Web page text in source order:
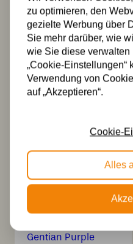
397,00
zu optimieren, den
gezielte Werbung über
Sie mehr darüber, wie
wie Sie diese
„Cookie-Einstellungen“
Verwendung von
auf „Akzeptieren“.
Cookie-
Alles